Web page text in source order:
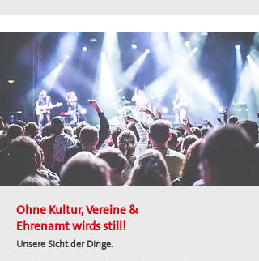
Ohne Kultur, Vereine &
Ehrenamt wirds still!
Unsere Sicht der Dinge.